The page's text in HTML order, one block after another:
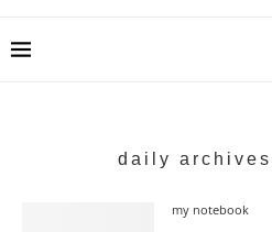
daily archives
my notebook